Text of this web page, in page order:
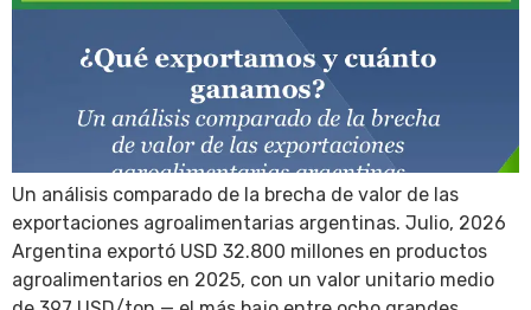
Un análisis comparado de la brecha de valor de las
exportaciones agroalimentarias argentinas. Julio, 2026
Argentina exportó USD 32.800 millones en productos
agroalimentarios en 2025, con un valor unitario medio